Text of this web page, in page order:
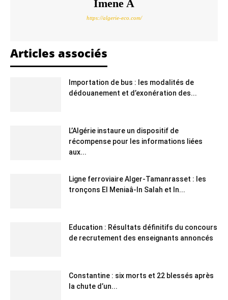
Imene A
https://algerie-eco.com/
Articles associés
Importation de bus : les modalités de
dédouanement et d’exonération des...
L’Algérie instaure un dispositif de
récompense pour les informations liées
aux...
Ligne ferroviaire Alger-Tamanrasset : les
tronçons El Meniaâ-In Salah et In...
Education : Résultats définitifs du concours
de recrutement des enseignants annoncés
Constantine : six morts et 22 blessés après
la chute d’un...